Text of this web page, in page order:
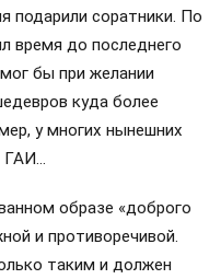
подарили соратники. По
время до последнего
бы при желании
куда более
у многих нынешних
ГАИ…
образе «доброго
и противоречивой.
таким и должен